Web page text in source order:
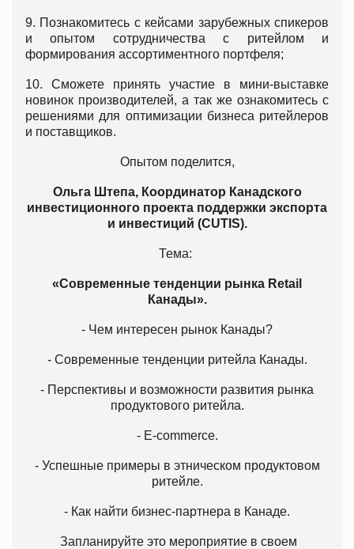
9. Познакомитесь с кейсами зарубежных спикеров
и опытом сотрудничества с ритейлом и
формирования ассортиментного портфеля;
10. Cможете принять участие в мини-выставке
новинок производителей, а так же ознакомитесь с
решениями для оптимизации бизнеса ритейлеров
и поставщиков.
Опытом поделится,
Ольга Штепа, Координатор Канадского
инвестиционного проекта поддержки экспорта
и инвестиций (CUTIS).
Тема:
«Современные тенденции рынка Retail
Канады».
- Чем интересен рынок Канады?
- Современные тенденции ритейла Канады.
- Перспективы и возможности развития рынка
продуктового ритейла.
- E-commerce.
- Успешные примеры в этническом продуктовом
ритейле.
- Как найти бизнес-партнера в Канаде.
Запланируйте это мероприятие в своем